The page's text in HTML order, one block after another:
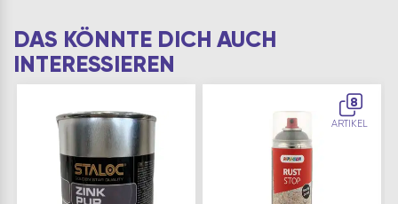
DAS KÖNNTE DICH AUCH
INTERESSIEREN
8
ARTIKEL